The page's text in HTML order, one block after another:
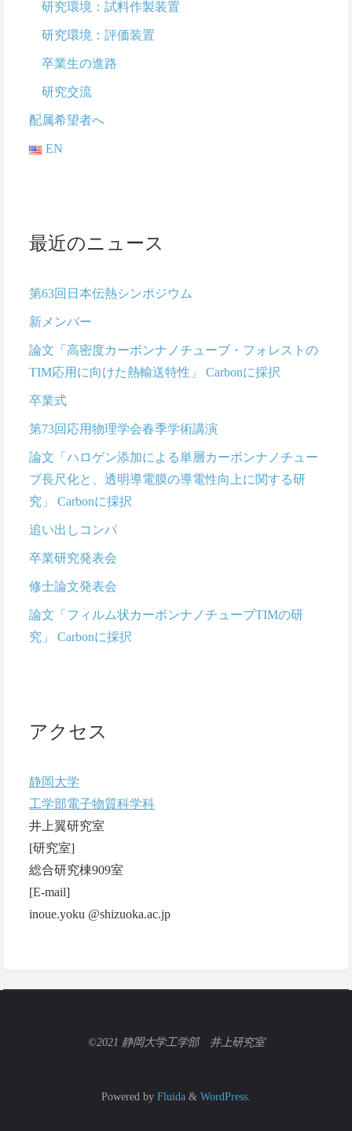
研究環境：試料作製装置
研究環境：評価装置
卒業生の進路
研究交流
配属希望者へ
EN
最近のニュース
第63回日本伝熱シンポジウム
新メンバー
論文「高密度カーボンナノチューブ・フォレストの
TIM応用に向けた熱輸送特性」 Carbonに採択
卒業式
第73回応用物理学会春季学術講演
論文「ハロゲン添加による単層カーボンナノチュー
ブ長尺化と、透明導電膜の導電性向上に関する研
究」 Carbonに採択
追い出しコンパ
卒業研究発表会
修士論文発表会
論文「フィルム状カーボンナノチューブTIMの研
究」 Carbonに採択
アクセス
静岡大学
工学部電子物質科学科
井上翼研究室
[研究室]
総合研究棟909室
[E-mail]
inoue.yoku @shizuoka.ac.jp
©2021 静岡大学工学部 井上研究室
Powered by Fluida & WordPress.